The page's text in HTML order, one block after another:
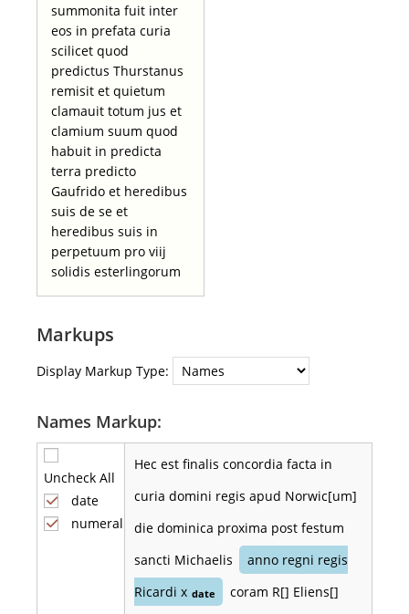
summonita fuit inter
eos in prefata curia
scilicet quod
predictus Thurstanus
remisit et quietum
clamauit totum jus et
clamium suum quod
habuit in predicta
terra predicto
Gaufrido et heredibus
suis de se et
heredibus suis in
perpetuum pro viij
solidis esterlingorum
Markups
Display Markup Type:
Names Markup:
Uncheck All
date
numeral
Hec est finalis concordia facta in
curia domini regis apud Norwic[um]
die dominica proxima post festum
sancti Michaelis
anno regni regis
Ricardi x date
coram R[] Eliens[]